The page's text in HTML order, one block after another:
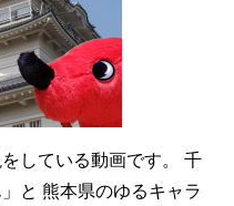
している動画です。 千
と 熊本県のゆるキャラ